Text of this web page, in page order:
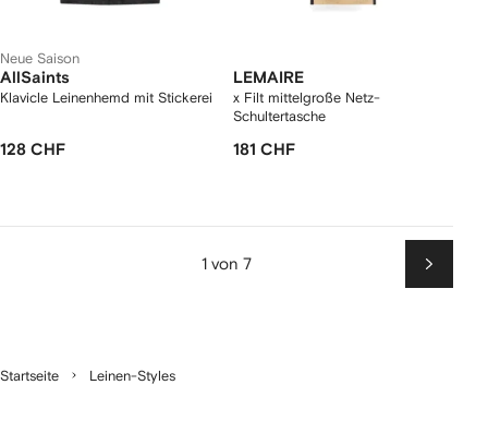
Neue Saison
AllSaints
Klavicle Leinenhemd mit Stickerei
128 CHF
LEMAIRE
x Filt mittelgroße Netz-
Schultertasche
181 CHF
1 von 7
Weiter
Startseite Leinen-Styles